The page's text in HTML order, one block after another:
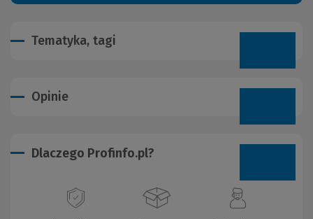
Tematyka, tagi
Opinie
Dlaczego Profinfo.pl?